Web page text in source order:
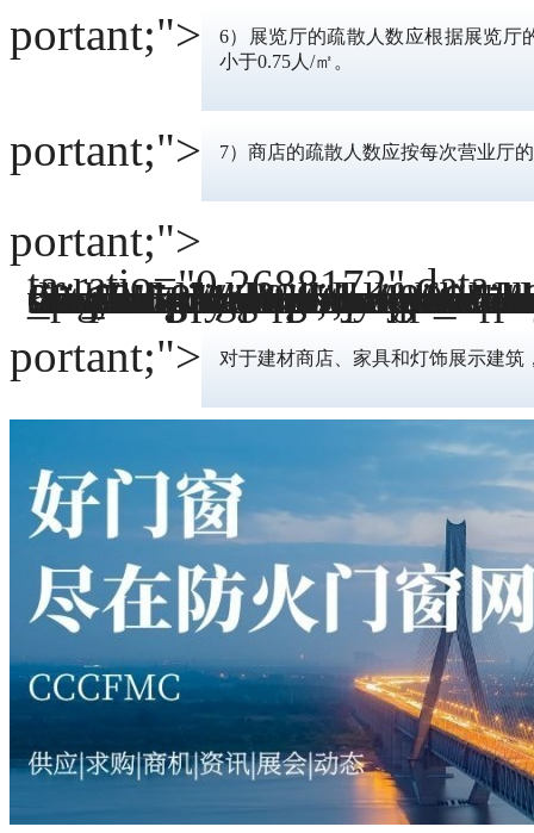
portant;">
6）展览厅的疏散人数应根据展览厅
小于0.75人/㎡。
portant;"> 7）商店的疏散人数应按每次营业厅
portant;">
ta-ratio="0.2688172" data-
src="https://mmbiz.qpic.cn/mmbiz_png/ZhMA8XVOeiciafv4b223RKdACeuTyhTdictFp4SHibTgT4JibVwTHhaCHibVkZhF4NJOxVgkBiasEibnW8FHIFv5OM0Tww/640?wx_fmt=png" data-
ta-index="5" da
ta-origin-display="" _width="100%" crossorigin="anonymous" alt="微信图片_20221013102243" src="http://www.cccfmc.com/skin/default/image/lazy.gif" class="lazy" original=""http://www.cccfmc.com/file/upload/202210/13/10-02-10-58-1.png"" _fcksavedurl="http://www.cccfmc.com/file/upload/202210/13/10-02-10-58-1.png" da
ta-fail="0" style="margin: 0px; padding: 0px; outline: 0px; max-width: 100%; box-sizing: border-box; vertical-align: middle; display: initial; overflow-wrap: break-word !important; height:
portant; visibility: visible !important;" width="800"
portant;"> 对于建材商店、家具和灯饰展示建筑